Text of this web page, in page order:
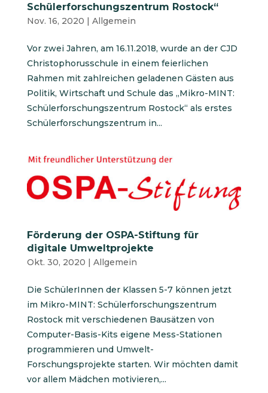
Schülerforschungszentrum Rostock“
Nov. 16, 2020 | Allgemein
Vor zwei Jahren, am 16.11.2018, wurde an der CJD
Christophorusschule in einem feierlichen
Rahmen mit zahlreichen geladenen Gästen aus
Politik, Wirtschaft und Schule das „Mikro-MINT:
Schülerforschungszentrum Rostock“ als erstes
Schülerforschungszentrum in...
Förderung der OSPA-Stiftung für
digitale Umweltprojekte
Okt. 30, 2020 | Allgemein
Die SchülerInnen der Klassen 5-7 können jetzt
im Mikro-MINT: Schülerforschungszentrum
Rostock mit verschiedenen Bausätzen von
Computer-Basis-Kits eigene Mess-Stationen
programmieren und Umwelt-
Forschungsprojekte starten. Wir möchten damit
vor allem Mädchen motivieren,...